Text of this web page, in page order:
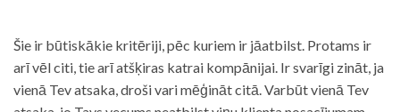
Šie ir būtiskākie kritēriji, pēc kuriem ir jāatbilst. Protams ir
arī vēl citi, tie arī atšķiras katrai kompānijai. Ir svarīgi zināt, ja
vienā Tev atsaka, droši vari mēģināt citā. Varbūt vienā Tev